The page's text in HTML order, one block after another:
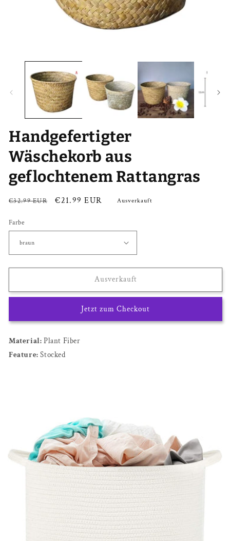
Handgefertigter
Wäschekorb aus
geflochtenem Rattangras
Normaler
€32.99 EUR Verkaufspreis
€21.99 EUR Ausverkauft
Farbe
Ausverkauft
Jetzt zum Checkout
Material: Plant Fiber
Feature: Stocked